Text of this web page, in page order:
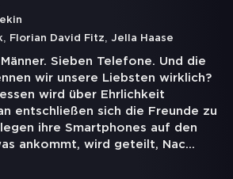
, Florian David Fitz, Jella Haase
Sieben Telefone. Und die
wir unsere Liebsten wirklich?
wird über Ehrlichkeit
entschließen sich die Freunde zu
ihre Smartphones auf den
ankommt, wird geteilt, Nac...